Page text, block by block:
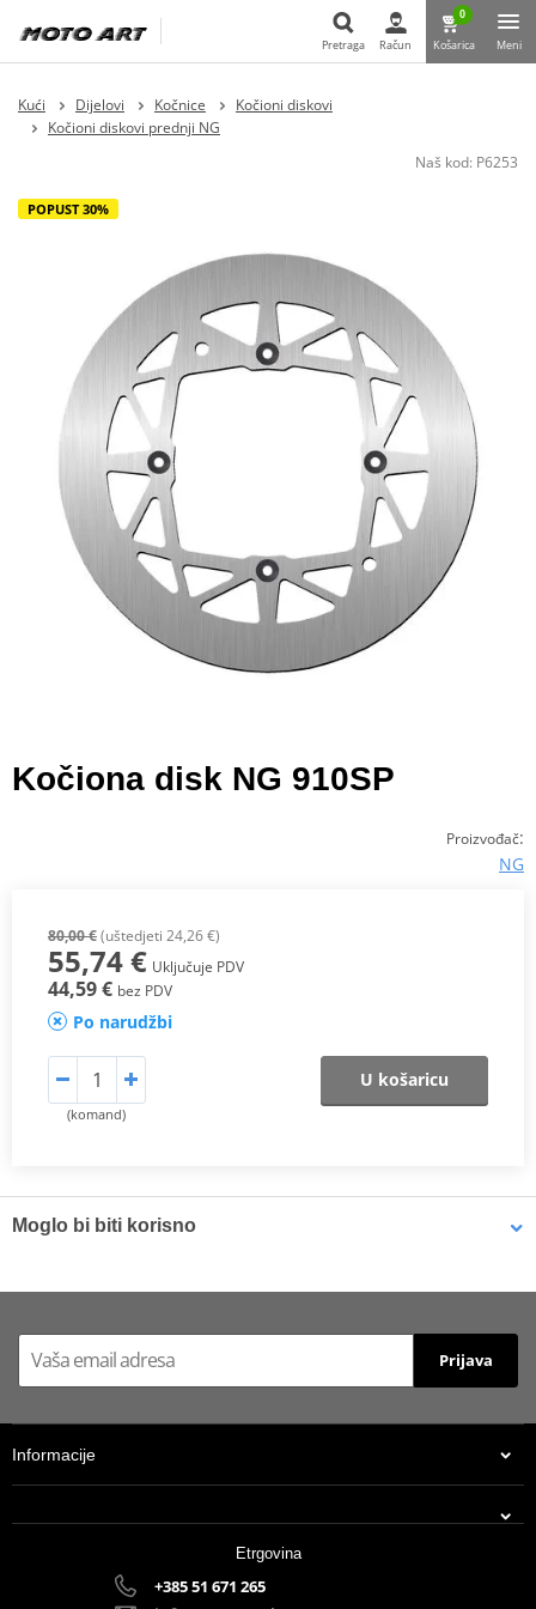
Pretraga Račun
0
Košarica Meni
Kući Dijelovi Kočnice
Kočioni diskovi
Kočioni diskovi prednji NG
Naš kod: P6253
POPUST 30%
Kočiona disk NG 910SP
Proizvođač:
NG
80,00 €(uštedjeti 24,26 €)
55,74 € Uključuje PDV
44,59 € bez PDV
Po narudžbi
(komand)
U košaricu
Moglo bi biti korisno
ml (ideal for workshops)
Prijava
Informacije
Etrgovina
+385 51 671 265